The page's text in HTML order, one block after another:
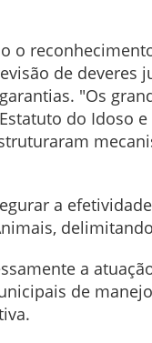
o
de
"Os
do Idoso
a
a
de